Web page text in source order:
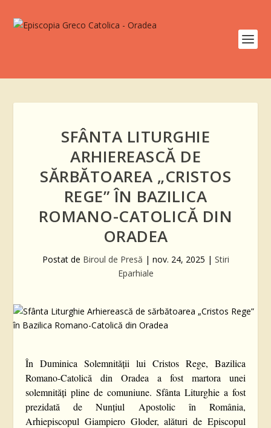
SFÂNTA LITURGHIE
ARHIEREASCĂ DE
SĂRBĂTOAREA „CRISTOS
REGE” ÎN BAZILICA
ROMANO-CATOLICĂ DIN
ORADEA
Postat de Biroul de Presă | nov. 24, 2025 | Stiri
Eparhiale
În Duminica Solemnității lui Cristos Rege, Bazilica
Romano-Catolică din Oradea a fost martora unei
solemnități pline de comuniune. Sfânta Liturghie a fost
prezidată de Nunțiul Apostolic în România,
Arhiepiscopul Giampiero Gloder, alături de Episcopul